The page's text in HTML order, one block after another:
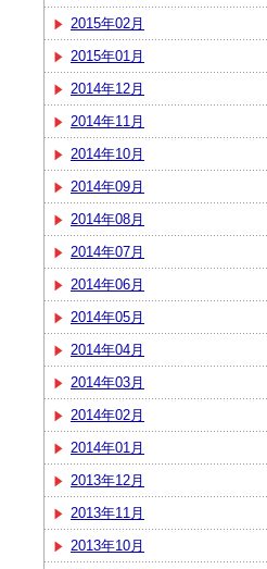
2015年02月
2015年01月
2014年12月
2014年11月
2014年10月
2014年09月
2014年08月
2014年07月
2014年06月
2014年05月
2014年04月
2014年03月
2014年02月
2014年01月
2013年12月
2013年11月
2013年10月